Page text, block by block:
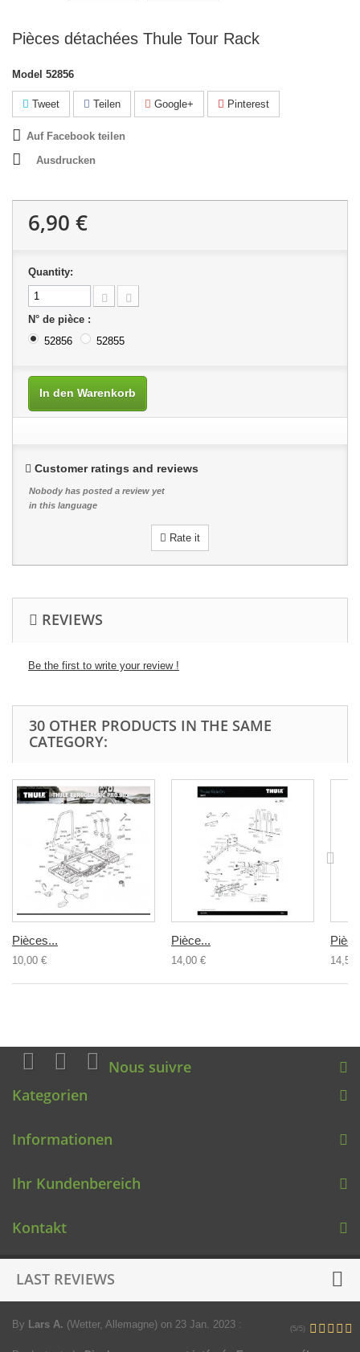
Pièces détachées Thule Tour Rack
Model 52856
Tweet Teilen Google+ Pinterest
Auf Facebook teilen
Ausdrucken
6,90 €
Quantity:
N° de pièce :
52856
52855
In den Warenkorb
Customer ratings and reviews
Nobody has posted a review yet
in this language
Rate it
REVIEWS
Be the first to write your review !
30 OTHER PRODUCTS IN THE SAME
CATEGORY:
Pièces...
10,00 €
Pièce...
14,00 € 14,50
Nous suivre
Kategorien
Informationen
Ihr Kundenbereich
Kontakt
LAST REVIEWS
By Lars A. (Wetter, Allemagne) on 23 Jan. 2023 : (5/5)